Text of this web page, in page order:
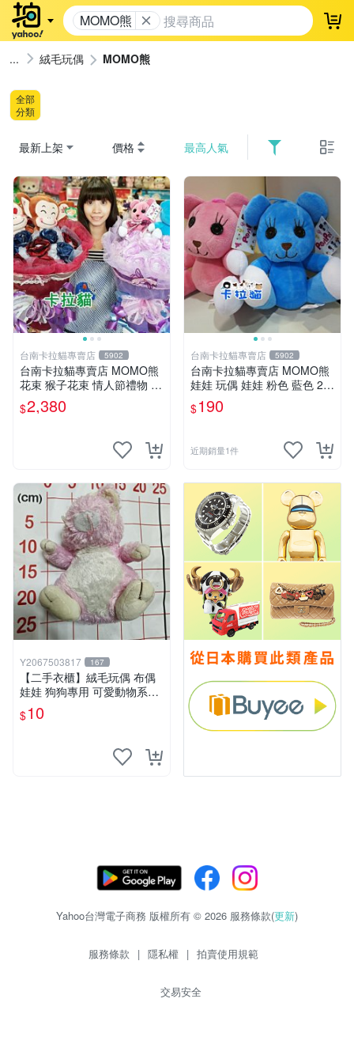
MOMO熊 登
絨毛玩偶 MOMO熊
全部
分類
最新上架 價格 最高人氣
台南卡拉貓專賣店 5902
台南卡拉貓專賣店 MOMO熊
花束 猴子花束 情人節禮物 二
選一 可繡字 可今天寄明天到
$2,380
台南卡拉貓專賣店 5902
台南卡拉貓專賣店 MOMO熊
娃娃 玩偶 娃娃 粉色 藍色 2色
分售
$190
近期銷量1件
Y2067503817 167
【二手衣櫃】絨毛玩偶 布偶
娃娃 狗狗專用 可愛動物系列
耐咬耐磨玩具 玩偶 粉紅熊寵
物玩具 1120929
$10
Yahoo台灣電子商務 版權所有 © 2026 服務條款(更新)
服務條款 | 隱私權 | 拍賣使用規範
交易安全